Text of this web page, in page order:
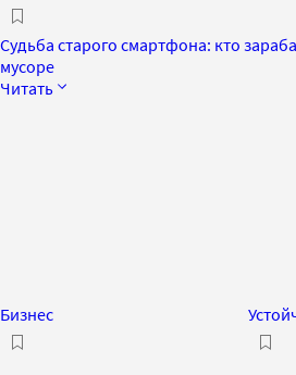
Судьба старого смартфона: кто
мусоре
Читать
Бизнес